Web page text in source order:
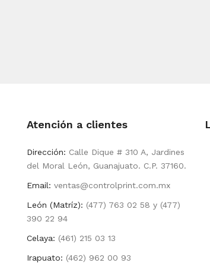
Atención a clientes
Dirección: Calle Dique # 310 A, Jardines
del Moral León, Guanajuato. C.P. 37160.
Email: ventas@controlprint.com.mx
León (Matríz): (477) 763 02 58 y (477)
390 22 94
Celaya: (461) 215 03 13
Irapuato: (462) 962 00 93